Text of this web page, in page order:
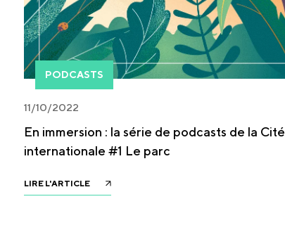
PODCASTS
11/10/2022
En immersion : la série de podcasts de la Cité
internationale #1 Le parc
LIRE L'ARTICLE